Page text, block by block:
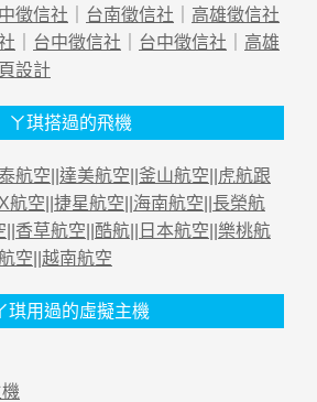
徵信社 ｜ 台南徵信社 ｜ 高雄徵信社
｜ 台中徵信社 ｜ 台中徵信社 ｜ 高雄
設計
ㄚ琪搭過的飛機
航空 達美航空 釜山航空
虎航跟
航空 捷星航空 海南航空 長榮航
香草航空 酷航 日本航空 樂桃航
空 越南航空
琪用過的虛擬主機